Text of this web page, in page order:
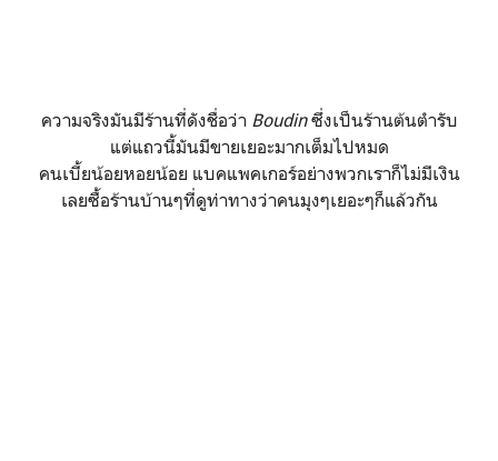
ความจริงมันมีร้านที่ดังชื่อว่า Boudinซึ่งเป็นร้านต้นตำรับ
แต่แถวนี้มันมีขายเยอะมากเต็มไปหมด
คนเบี้ยน้อยหอยน้อย แบคแพคเกอร์อย่างพวกเราก็ไม่มีเงิน
เลยซื้อร้านบ้านๆที่ดูท่าทางว่าคนมุงๆเยอะๆก็แล้วกัน